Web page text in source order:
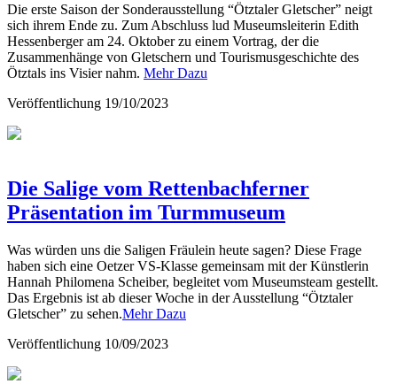
Die erste Saison der Sonderausstellung “Ötztaler Gletscher” neigt
sich ihrem Ende zu. Zum Abschluss lud Museumsleiterin Edith
Hessenberger am 24. Oktober zu einem Vortrag, der die
Zusammenhänge von Gletschern und Tourismusgeschichte des
Ötztals ins Visier nahm. Mehr Dazu
Veröffentlichung 19/10/2023
Die Salige vom Rettenbachferner
Präsentation im Turmmuseum
Was würden uns die Saligen Fräulein heute sagen? Diese Frage
haben sich eine Oetzer VS-Klasse gemeinsam mit der Künstlerin
Hannah Philomena Scheiber, begleitet vom Museumsteam gestellt.
Das Ergebnis ist ab dieser Woche in der Ausstellung “Ötztaler
Gletscher” zu sehen.Mehr Dazu
Veröffentlichung 10/09/2023